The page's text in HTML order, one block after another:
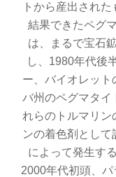
トから産出され
結果できたペグ
は、まるで宝石
し、1980年代後
ー、バイオレット
バ州のペグマタイ
れらのトルマリン
ンの着色剤とし
によって発生す
2000年代初頭、